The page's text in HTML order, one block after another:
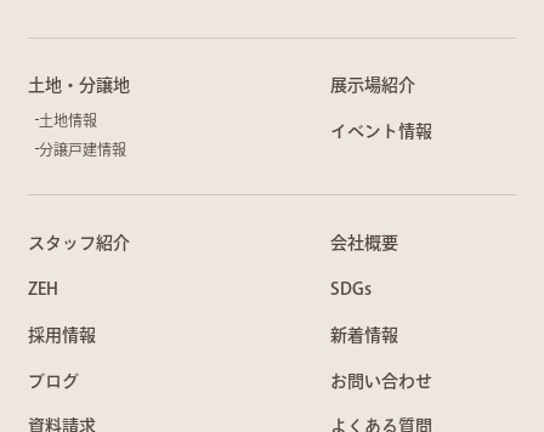
土地・分譲地
土地情報
分譲戸建情報
展示場紹介
イベント情報
スタッフ紹介 会社概要
ZEH SDGs
採用情報 新着情報
ブログ お問い合わせ
資料請求 よくある質問